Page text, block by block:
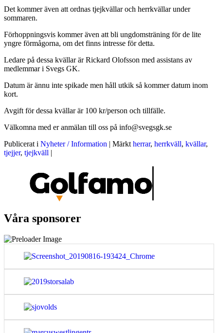
Det kommer även att ordnas tjejkvällar och herrkvällar under
sommaren.
Förhoppningsvis kommer även att bli ungdomsträning för de lite
yngre förmågorna, om det finns intresse för detta.
Ledare på dessa kvällar är Rickard Olofsson med assistans av
medlemmar i Svegs GK.
Datum är ännu inte spikade men håll utkik så kommer datum inom
kort.
Avgift för dessa kvällar är 100 kr/person och tillfälle.
Välkomna med er anmälan till oss på info@svegsgk.se
Publicerat i Nyheter / Information Märktherrar, herrkväll, kvällar,
tjejjer, tjejkväll
Våra sponsorer